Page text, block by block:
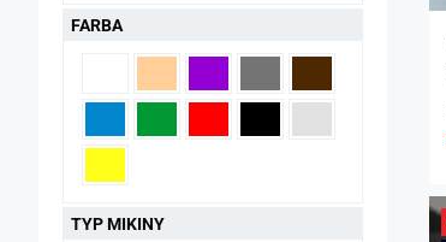
FARBA
TYP MIKINY